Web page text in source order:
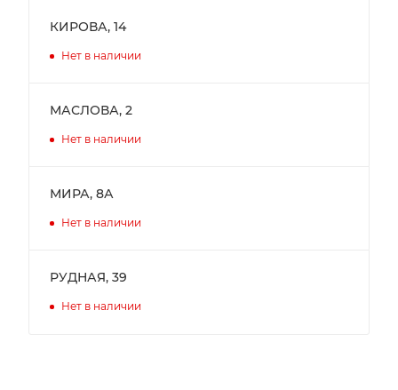
КИРОВА, 14
Нет в наличии
МАСЛОВА, 2
Нет в наличии
МИРА, 8А
Нет в наличии
РУДНАЯ, 39
Нет в наличии